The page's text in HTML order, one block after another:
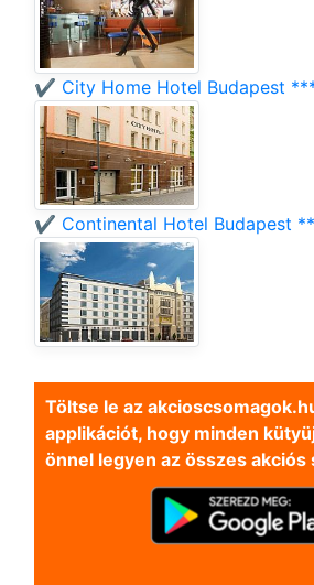
✔️ City Home Hotel Budapest
✔️ Continental Hotel Budapest
Töltse le az
applikációt, hogy minden
önnel legyen az összes akciós